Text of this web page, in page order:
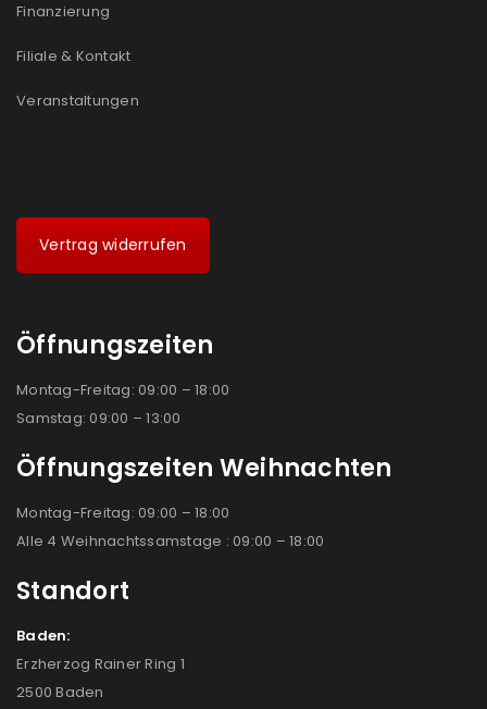
Finanzierung
Filiale & Kontakt
Veranstaltungen
Vertrag widerrufen
Öffnungszeiten
Montag-Freitag: 09:00 – 18:00
Samstag: 09:00 – 13:00
Öffnungszeiten Weihnachten
Montag-Freitag: 09:00 – 18:00
Alle 4 Weihnachtssamstage : 09:00 – 18:00
Standort
Baden:
Erzherzog Rainer Ring 1
2500 Baden